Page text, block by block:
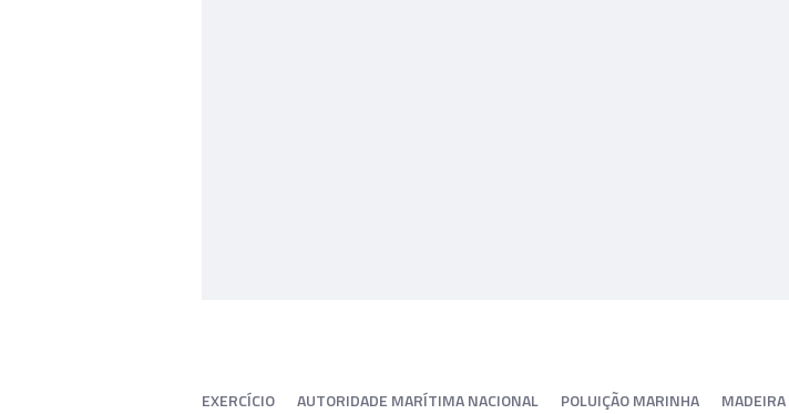
EXERCÍCIO AUTORIDADE MARÍTIMA NACIONAL POLUIÇÃO MARINHA MADEIRA